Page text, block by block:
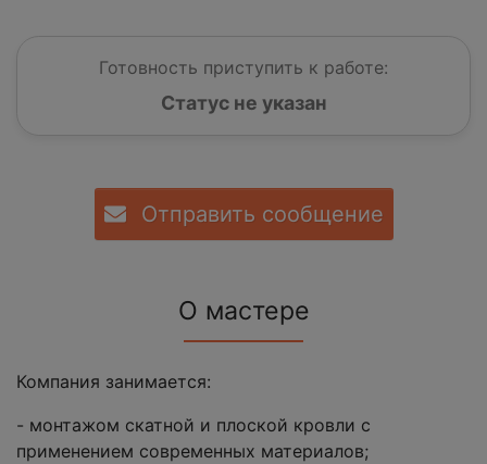
Готовность приступить к работе:
Статус не указан
Отправить сообщение
О мастере
Компания занимается:
- монтажом скатной и плоской кровли с
применением современных материалов;